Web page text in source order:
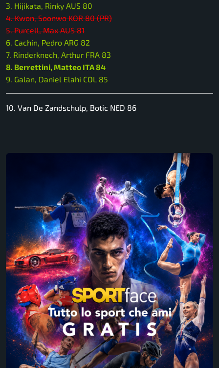
3. Hijikata, Rinky AUS 80
4. Kwon, Soonwo KOR 80 (PR)
5. Purcell, Max AUS 81
6. Cachin, Pedro ARG 82
7. Rinderknech, Arthur FRA 83
8. Berrettini, Matteo ITA 84
9. Galan, Daniel Elahi COL 85
10. Van De Zandschulp, Botic NED 86